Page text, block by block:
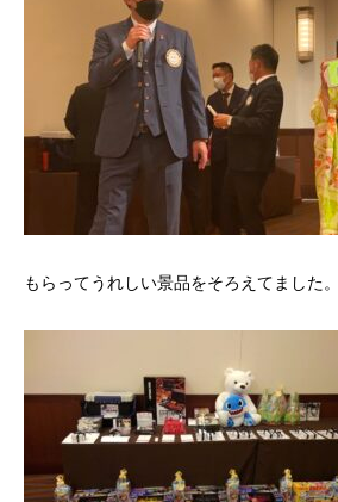
もらってうれしい景品をそろえてました。